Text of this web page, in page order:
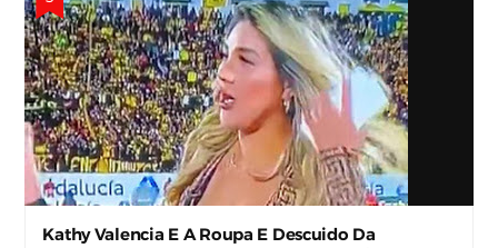
Kathy Valencia E A Roupa E Descuido Da